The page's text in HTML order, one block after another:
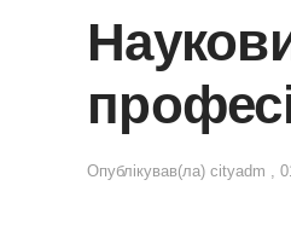
Опублікував(ла) cityadm